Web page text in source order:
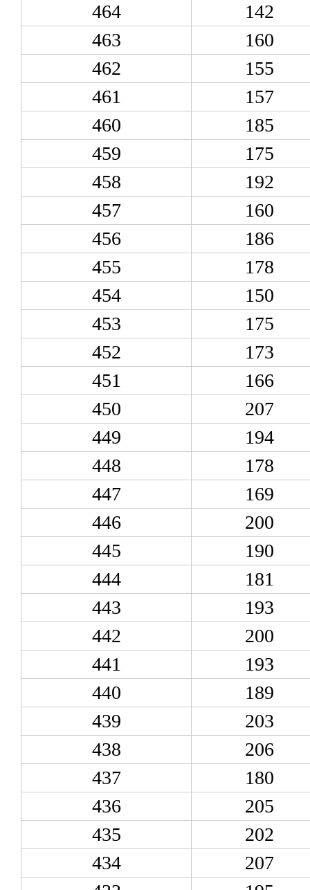
464
142
463
160
462
155
461
157
460
185
459
175
458
192
457
160
456
186
455
178
454
150
453
175
452
173
451
166
450
207
449
194
448
178
447
169
446
200
445
190
444
181
443
193
442
200
441
193
440
189
439
203
438
206
437
180
436
205
435
202
434
207